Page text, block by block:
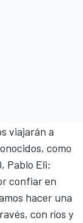
viajarán a
como
Pablo Eli:
confiar en
hacer una
con ríos y